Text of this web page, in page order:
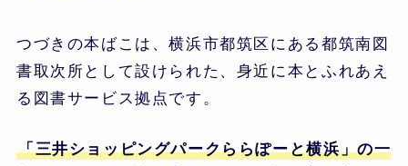
つづきの本ばこは、横浜市都筑区にある都筑南図
書取次所として設けられた、身近に本とふれあえ
る図書サービス拠点です。
「三井ショッピングパークららぽーと横浜」の一